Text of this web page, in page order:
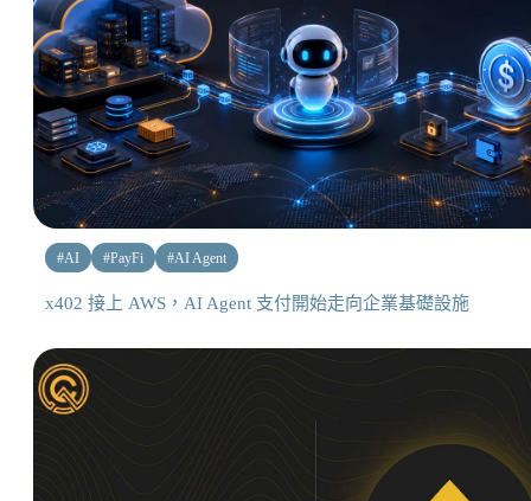
#AI #PayFi #AI Agent
x402 接上 AWS，AI Agent 支付開始走向企業基礎設施